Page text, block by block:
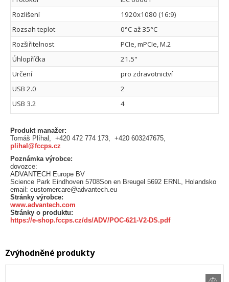
Rozlišení
1920x1080 (16:9)
Rozsah teplot
0°C až 35°C
Rozšiřitelnost
PCIe, mPCIe, M.2
Úhlopříčka
21.5"
Určení
pro zdravotnictví
USB 2.0
2
USB 3.2
4
Produkt manažer:
Tomáš Plíhal, +420 472 774 173, +420 603247675,
plihal@fccps.cz
Poznámka výrobce:
dovozce:
ADVANTECH Europe BV
Science Park Eindhoven 5708Son en Breugel 5692 ERNL, Holandsko
email: customercare@advantech.eu
Stránky výrobce:
www.advantech.com
Stránky o produktu:
https://e-shop.fccps.cz/ds/ADV/POC-621-V2-DS.pdf
Zvýhodněné produkty